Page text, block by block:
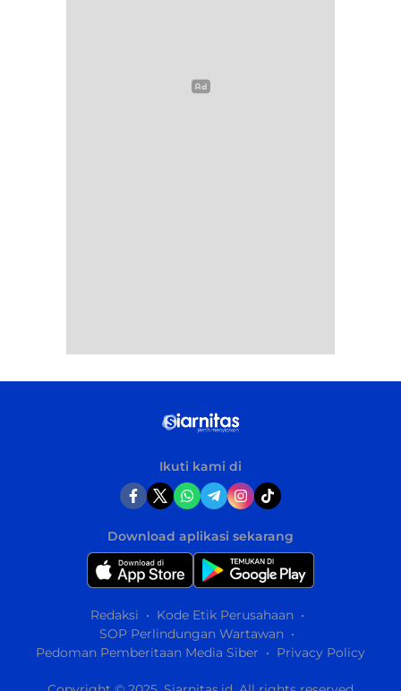
Ikuti kami di
Download aplikasi sekarang
Redaksi
Kode Etik Perusahaan
SOP Perlindungan Wartawan
Pedoman Pemberitaan Media Siber
Privacy Policy